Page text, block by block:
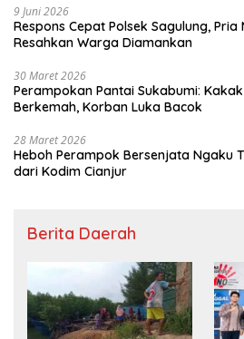
9 Juni 2026
Respons Cepat Polsek Sagulung,
Resahkan Warga Diamankan
30 Maret 2026
Perampokan Pantai Sukabumi:
Berkemah, Korban Luka Bacok
28 Maret 2026
Heboh Perampok Bersenjata Ngaku
dari Kodim Cianjur
Berita Daerah